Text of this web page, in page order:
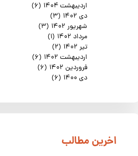
اردیبهشت ۱۴۰۴
(۶)
دی ۱۴۰۲
(۳)
شهریور ۱۴۰۲
(۳)
مرداد ۱۴۰۲
(۱)
تیر ۱۴۰۲
(۲)
اردیبهشت ۱۴۰۲
(۶)
فروردین ۱۴۰۲
(۶)
دی ۱۴۰۰
(۶)
​اخرین مطالب